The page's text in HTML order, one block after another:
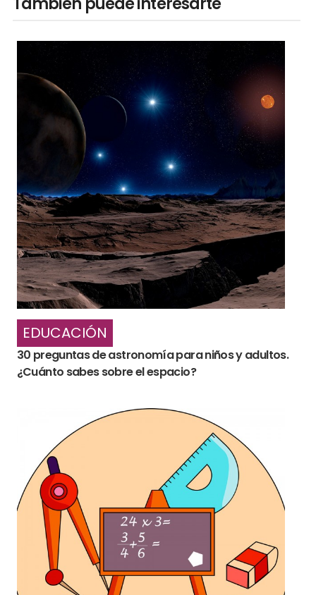
EDUCACIÓN
30 preguntas de astronomía para niños y adultos.
¿Cuánto sabes sobre el espacio?